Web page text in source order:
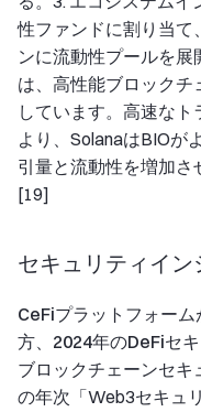
性ファンドに割り当て
ンに流動性プールを
は、高性能ブロックチ
しています。高速な
より、SolanaはBIOが
引量と流動性を増加さ
[19]
セキュリティイン
CeFiプラットフォー
方、2024年のDeFiセ
ブロックチェーンセキ
の年次「Web3セキュ